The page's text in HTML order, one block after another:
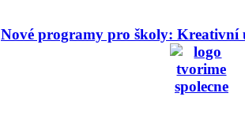
Nové programy pro školy: Kreativní